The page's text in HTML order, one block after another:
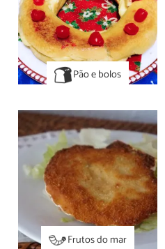
Pão e bolos
Frutos do mar